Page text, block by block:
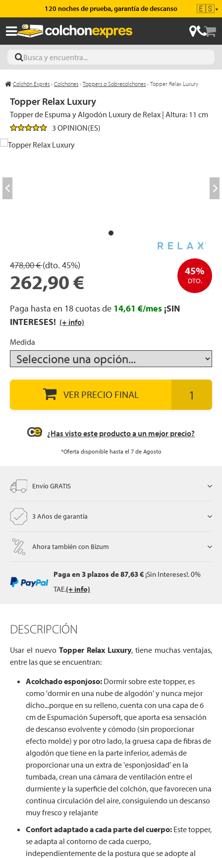
120 noches de prueba, garantía de descanso 🇪🇸▼
Colchón Exprés › Colchones › Toppers o Sobrecolchones › Topper Relax Luxury
Topper Relax Luxury
Topper de Espuma y Algodón Luxury de Relax | Altura: 11 cm
3 OPINION(ES)
45%
DTO.
478,00 €(dto. 45%)
262,90 €
Paga hasta en 18 cuotas de 14,61 €/mes¡SIN
INTERESES! (+ info)
Medida
VER PRECIO FINAL
¿Has visto este producto a un mejor precio?
*Oferta disponible hasta el 7 de Agosto
Envío GRATIS
3 Años de garantía
Ahora también con Bizum
Paga en 3 plazosde 87,63 € ¡Sin Intereses!. 0%
TAE.(+ info)
DESCRIPCIÓN
Usar el nuevo Topper Relax Luxury, tiene muchas ventajas,
entre las que se encuentran:
Acolchado esponjoso: Dormir sobre este topper, es
como 'dormir en una nube de algodón' y nunca mejor
dicho...porque en su relleno, cuenta con una capa de 6
cm de Espumación Supersoft, que aporta esa sensación
de descanso evolvente y cómodo (sin proporcionar
efecto molde) y por otro lado, la gruesa capa de fibras de
algodón que tiene en la parte inferior, además de
proporcionar una un extra de 'esponjosidad' en la
tumbada, crean una cámara de ventilación entre el
durmiente y la superficie del colchón, que favorecen una
continua circulación del aire, consiguiendo un descanso
muy fresco y relajante
Confort adaptado a cada parte del cuerpo: Este topper,
se adapta al contorno de cada cuerpo,
independientemente de la postura que se adopte al